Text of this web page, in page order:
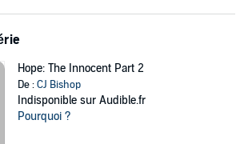
Hope: The Innocent Part 2
De :CJ Bishop
Indisponible sur Audible.fr
Pourquoi ?